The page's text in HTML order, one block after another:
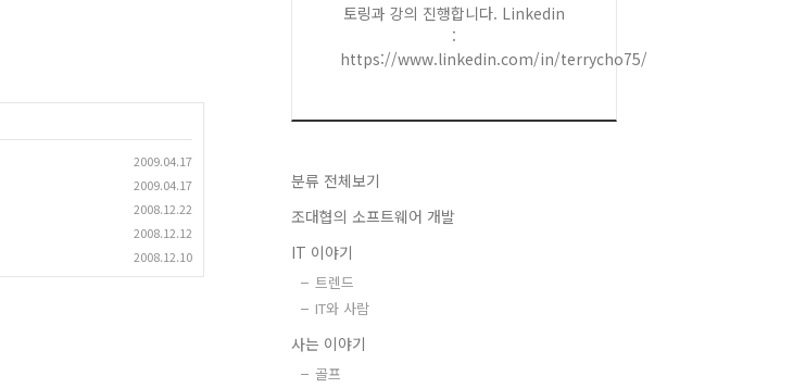
2009.04.17
2009.04.17
2008.12.22
2008.12.12
2008.12.10
토링과 강의 진행합니다. Linkedin
:
https://www.linkedin.com/in/terrycho75/
분류 전체보기
조대협의 소프트웨어 개발
IT 이야기
트렌드
IT와 사람
사는 이야기
골프